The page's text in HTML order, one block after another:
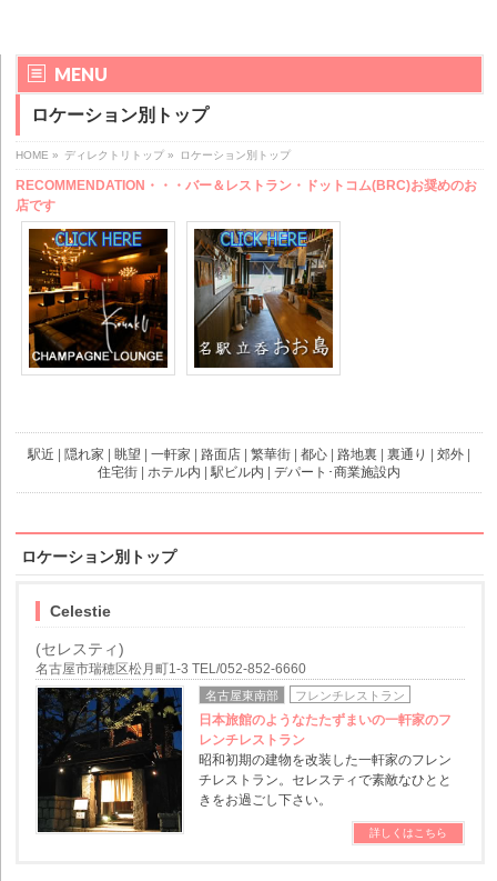
MENU
ロケーション別トップ
HOME » ディレクトリトップ » ロケーション別トップ
RECOMMENDATION・・・バー＆レストラン・ドットコム(BRC)お奨めのお
店です
駅近 隠れ家 眺望 |一軒家 |路面店 |繁華街 |都心 |路地裏 |裏通り |郊外
住宅街 |ホテル内 |駅ビル内 |デパート･商業施設内
ロケーション別トップ
Celestie
(セレスティ)
名古屋市瑞穂区松月町1-3 TEL/052-852-6660
名古屋東南部 フレンチレストラン
日本旅館のようなたたずまいの一軒家のフ
レンチレストラン
昭和初期の建物を改装した一軒家のフレン
チレストラン。セレスティで素敵なひとと
きをお過ごし下さい。
詳しくはこちら